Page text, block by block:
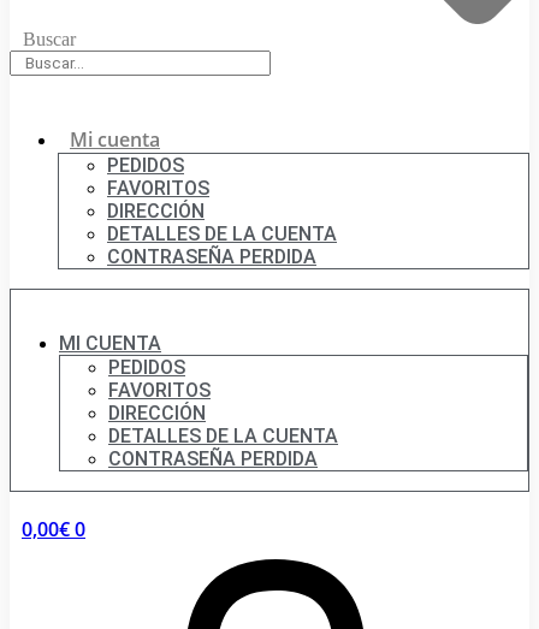
Buscar
Mi cuenta
PEDIDOS
FAVORITOS
DIRECCIÓN
DETALLES DE LA CUENTA
CONTRASEÑA PERDIDA
MI CUENTA
PEDIDOS
FAVORITOS
DIRECCIÓN
DETALLES DE LA CUENTA
CONTRASEÑA PERDIDA
0,00€0